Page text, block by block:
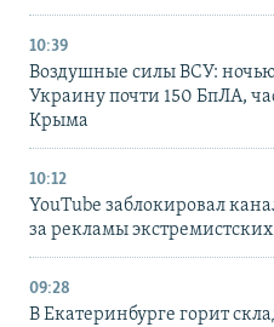
10:39
Воздушные силы ВСУ:
Украину почти 150 БпЛА,
Крыма
10:12
YouTube заблокировал
за рекламы
09:28
В Екатеринбурге горит